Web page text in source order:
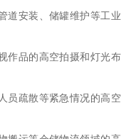
道安装、储罐维护等工业
作品的高空拍摄和灯光布
员疏散等紧急情况的高空